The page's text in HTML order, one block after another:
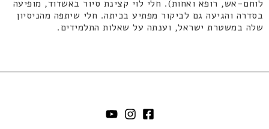
לוחם-אש, רופא ואחות). חלי לוי קצינת סיור באשדוד, מופיעה
בסדרה והגיעה גם לביקור מפתיע בכיתה. חלי שיתפה מהניסיון
שלה במשטרת ישראל, וענתה על שאלות התלמידים.